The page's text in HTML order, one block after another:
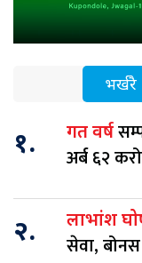
भर्खरै
१. गत वर्ष
अर्ब ६२
२. लाभांश
सेवा,